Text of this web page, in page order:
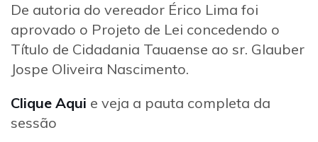
De autoria do vereador Érico Lima foi
aprovado o Projeto de Lei concedendo o
Título de Cidadania Tauaense ao sr. Glauber
Jospe Oliveira Nascimento.
Clique Aqui e veja a pauta completa da
sessão